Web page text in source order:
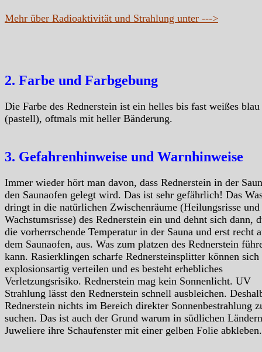
Mehr über Radioaktivität und Strahlung unter --->
2. Farbe und Farbgebung
Die Farbe des Rednerstein ist ein helles bis fast weißes blau
(pastell), oftmals mit heller Bänderung.
3. Gefahrenhinweise und Warnhinweise
Immer wieder hört man davon, dass Rednerstein in der
den Saunaofen gelegt wird. Das ist sehr gefährlich! Das
dringt in die natürlichen Zwischenräume (Heilungsrisse und
Wachstumsrisse) des Rednerstein ein und dehnt sich dann,
die vorherrschende Temperatur in der Sauna und erst recht
dem Saunaofen, aus. Was zum platzen des Rednerstein
kann. Rasierklingen scharfe Rednersteinsplitter können sich
explosionsartig verteilen und es besteht erhebliches
Verletzungsrisiko. Rednerstein mag kein Sonnenlicht. UV
Strahlung lässt den Rednerstein schnell ausbleichen.
Rednerstein nichts im Bereich direkter Sonnenbestrahlung
suchen. Das ist auch der Grund warum in südlichen
Juweliere ihre Schaufenster mit einer gelben Folie abkleben.